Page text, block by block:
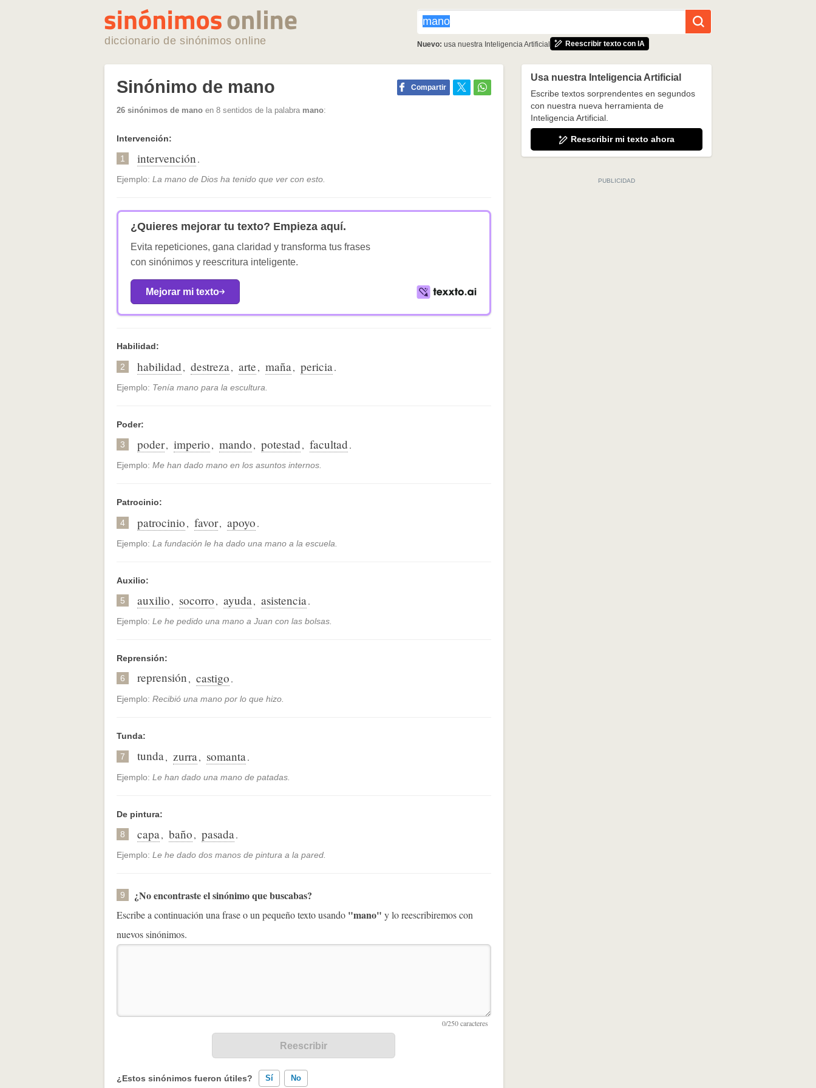
diccionario de sinónimos online Nuevo: usa nuestra Inteligencia Artificial Reescribir texto con IA
Sinónimo de mano Compartir
26 sinónimos de mano en 8 sentidos de la palabra mano:
Intervención:
1 intervención.
Ejemplo: La mano de Dios ha tenido que ver con esto.
¿Quieres mejorar tu texto? Empieza aquí.
Evita repeticiones, gana claridad y transforma tus frases
con sinónimos y reescritura inteligente.
Mejorar mi texto
Habilidad:
2 habilidad, destreza, arte, maña, pericia.
Ejemplo: Tenía mano para la escultura.
Poder:
3 poder, imperio, mando, potestad, facultad.
Ejemplo: Me han dado mano en los asuntos internos.
Patrocinio:
4 patrocinio, favor, apoyo.
Ejemplo: La fundación le ha dado una mano a la escuela.
Auxilio:
5 auxilio, socorro, ayuda, asistencia.
Ejemplo: Le he pedido una mano a Juan con las bolsas.
Reprensión:
6 reprensión, castigo.
Ejemplo: Recibió una mano por lo que hizo.
Tunda:
7 tunda, zurra, somanta.
Ejemplo: Le han dado una mano de patadas.
De pintura:
8 capa, baño, pasada.
Ejemplo: Le he dado dos manos de pintura a la pared.
9 ¿No encontraste el sinónimo que buscabas?
Escribe a continuación una frase o un pequeño texto usando "mano" y lo reescribiremos con
nuevos sinónimos.
¿Estos sinónimos fueron útiles? Sí No
Usa nuestra Inteligencia Artificial
Escribe textos sorprendentes en segundos
con nuestra nueva herramienta de
Inteligencia Artificial.
Reescribir mi texto ahora